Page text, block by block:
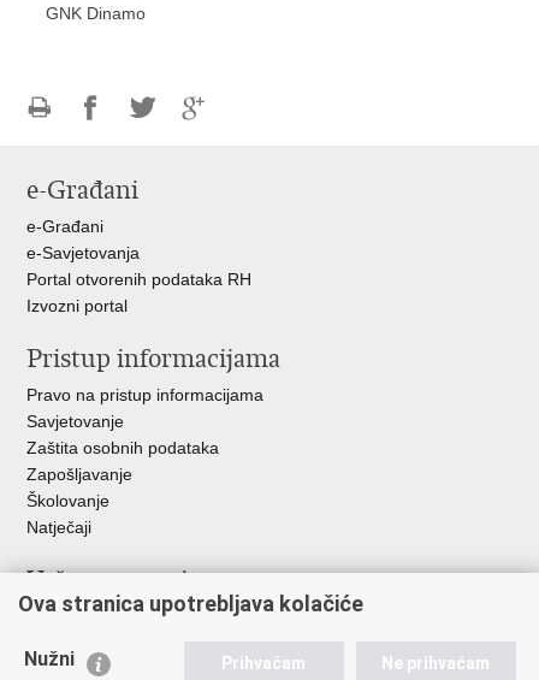
GNK Dinamo
FacebookuTwitteru
e-Građani
e-Građani
e-Savjetovanja
Portal otvorenih podataka RH
Izvozni portal
Pristup informacijama
Pravo na pristup informacijama
Savjetovanje
Zaštita osobnih podataka
Zapošljavanje
Školovanje
Natječaji
Važne poveznice
Ministarstvo unutarnjih poslova
Udruge
Ova stranica upotrebljava kolačiće
Nužni Prihvaćam Ne prihvaćam